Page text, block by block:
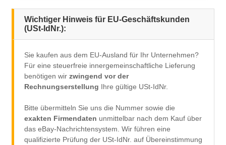
Wichtiger Hinweis für EU-Geschäftskunden
(USt-IdNr.):
Sie kaufen aus dem EU-Ausland für Ihr Unternehmen?
Für eine steuerfreie innergemeinschaftliche Lieferung
benötigen wir zwingend vor der
Rechnungserstellung Ihre gültige USt-IdNr.
Bitte übermitteln Sie uns die Nummer sowie die
exakten Firmendaten unmittelbar nach dem Kauf über
das eBay-Nachrichtensystem. Wir führen eine
qualifizierte Prüfung der USt-IdNr. auf Übereinstimmung